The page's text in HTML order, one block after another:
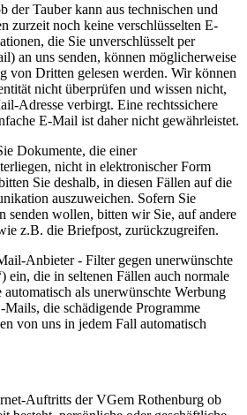
der Tauber kann aus technischen und
zurzeit noch keine verschlüsselten E-
die Sie unverschlüsselt per
an uns senden, können möglicherweise
von Dritten gelesen werden. Wir können
nicht überprüfen und wissen nicht,
Adresse verbirgt. Eine rechtssichere
E-Mail ist daher nicht gewährleistet.
Dokumente, die einer
nicht in elektronischer Form
Sie deshalb, in diesen Fällen auf die
auszuweichen. Sofern Sie
senden wollen, bitten wir Sie, auf andere
z.B. die Briefpost, zurückzugreifen.
Anbieter - Filter gegen unerwünschte
ein, die in seltenen Fällen auch normale
als unerwünschte Werbung
die schädigende Programme
von uns in jedem Fall automatisch
Auftritts der VGem Rothenburg ob